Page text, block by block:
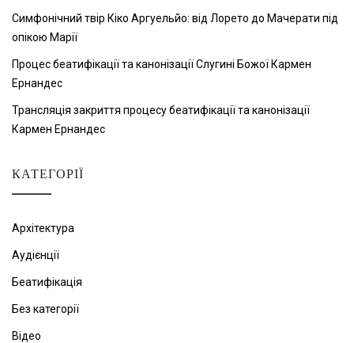
Симфонічний твір Кіко Аргуельйо: від Лорето до Мачерати під
опікою Марії
Процес беатифікації та канонізації Слугині Божої Кармен
Ернандес
Трансляція закриття процесу беатифікації та канонізації
Кармен Ернандес
КАТЕГОРІЇ
Архітектура
Аудієнції
Беатифікація
Без категорії
Відео